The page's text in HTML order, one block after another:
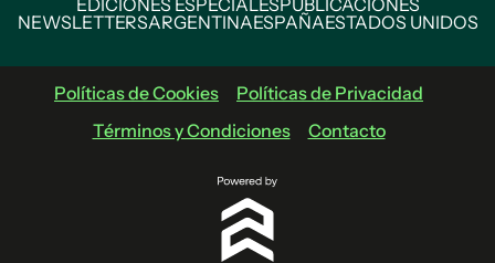
NEWSLETTERSARGENTINAESPAÑAESTADOS UNIDOS
Políticas de Cookies
Políticas de Privacidad
Términos y Condiciones
Contacto